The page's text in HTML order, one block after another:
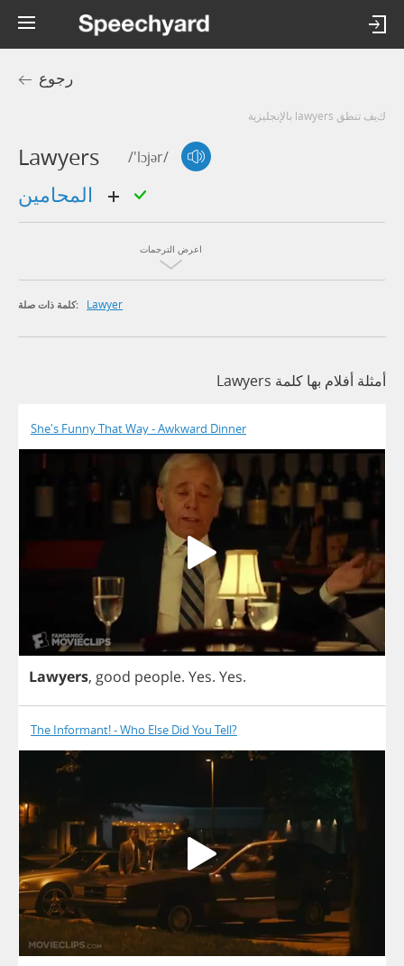
رجوع
كيف تنطق lawyers بالإنجليزية
Lawyers /'lɔjər/
اعرض الترجمات
كلمة ذات صلة: Lawyer
أمثلة أفلام بها كلمة Lawyers
She's Funny That Way - Awkward Dinner
Lawyers, good people. Yes. Yes.
The Informant! - Who Else Did You Tell?